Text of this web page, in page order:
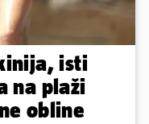
isti
na plaži
obline